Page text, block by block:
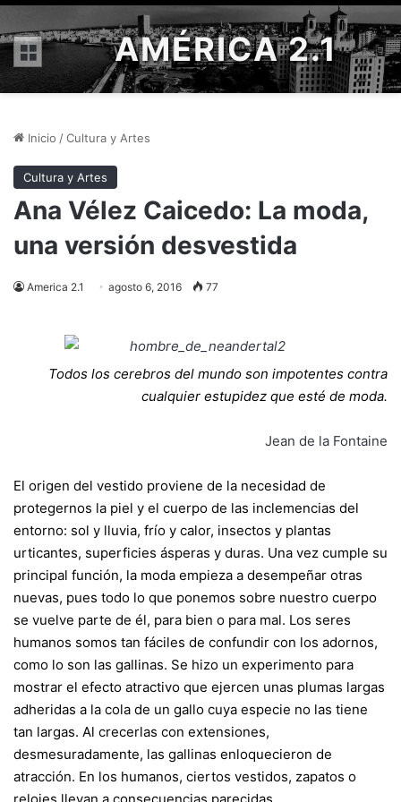
Menú AMÉRICA 2.1
Inicio /Cultura y Artes
Cultura y Artes
Ana Vélez Caicedo: La moda,
una versión desvestida
America 2.1 agosto 6, 2016 77
Todos los cerebros del mundo son impotentes contra
cualquier estupidez que esté de moda.
Jean de la Fontaine
El origen del vestido proviene de la necesidad de
protegernos la piel y el cuerpo de las inclemencias del
entorno: sol y lluvia, frío y calor, insectos y plantas
urticantes, superficies ásperas y duras. Una vez cumple su
principal función, la moda empieza a desempeñar otras
nuevas, pues todo lo que ponemos sobre nuestro cuerpo
se vuelve parte de él, para bien o para mal. Los seres
humanos somos tan fáciles de confundir con los adornos,
como lo son las gallinas. Se hizo un experimento para
mostrar el efecto atractivo que ejercen unas plumas largas
adheridas a la cola de un gallo cuya especie no las tiene
tan largas. Al crecerlas con extensiones,
desmesuradamente, las gallinas enloquecieron de
atracción. En los humanos, ciertos vestidos, zapatos o